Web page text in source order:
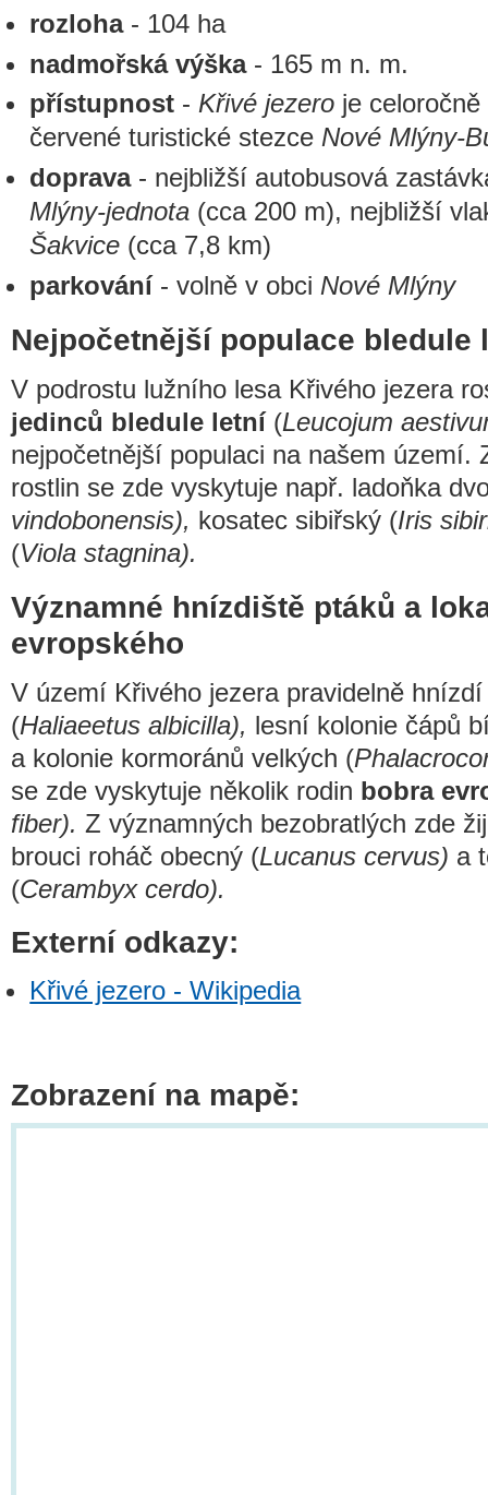
rozloha- 104 ha
nadmořská výška- 165 m n. m.
přístupnost -Křivé jezero je
červené turistické stezceNové Mlýny-
doprava- nejbližší autobusová
Mlýny-jednota (cca 200 m), nejbližší
Šakvice (cca 7,8 km)
parkování- volně v obci Nové Mlýny
Nejpočetnější populace bledule
V podrostu lužního lesa Křivého jezera
jedinců bledule letní(Leucojum
nejpočetnější populaci na našem území.
rostlin se zde vyskytuje např. ladoňka
vindobonensis), kosatec sibiřský (Iris
(Viola stagnina).
Významné hnízdiště ptáků a
evropského
V území Křivého jezera pravidelně
(Haliaeetus albicilla), lesní kolonie čápů
a kolonie kormoránů velkých (
se zde vyskytuje několik rodin bobra
fiber). Z významných bezobratlých zde
brouci roháč obecný (Lucanus cervus) a
(Cerambyx cerdo).
Externí odkazy:
Křivé jezero - Wikipedia
Zobrazení na mapě: